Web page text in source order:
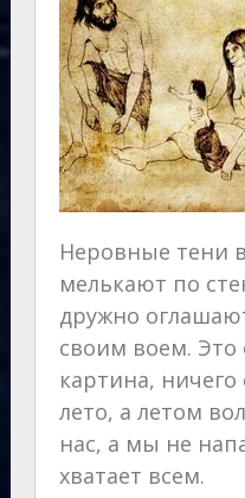
Неровные тени
мелькают по
дружно
своим воем. Это
картина,
лето, а летом
нас, а мы не
хватает всем.